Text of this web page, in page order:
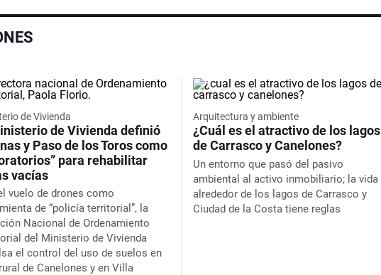
de Vivienda
de Vivienda definió
y Paso de los Toros como
para rehabilitar
vacías
vuelo de drones como
de “policía territorial”, la
Nacional de Ordenamiento
del Ministerio de Vivienda
el control del uso de suelos en
de Canelones y en Villa
Arquitectura y ambiente
¿Cuál es el atractivo de los lagos
de Carrasco y Canelones?
Un entorno que pasó del pasivo
ambiental al activo inmobiliario; la vida
alrededor de los lagos de Carrasco y
Ciudad de la Costa tiene reglas